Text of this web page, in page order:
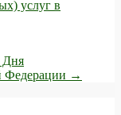
услуг в
Дня
Федерации →